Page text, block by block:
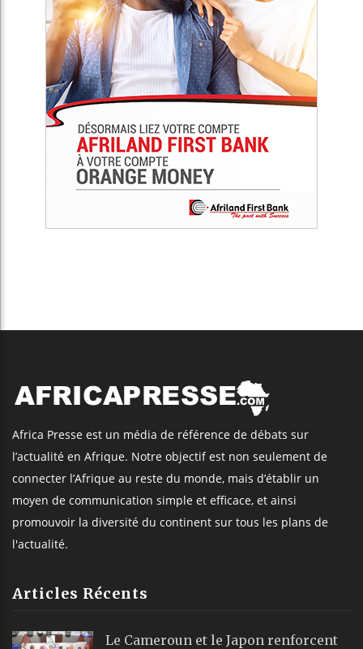
Africa Presse est un média de référence de débats sur
l’actualité en Afrique. Notre objectif est non seulement de
connecter l’Afrique au reste du monde, mais d’établir un
moyen de communication simple et efficace, et ainsi
promouvoir la diversité du continent sur tous les plans de
l'actualité.
Articles Récents
Le Cameroun et le Japon renforcent